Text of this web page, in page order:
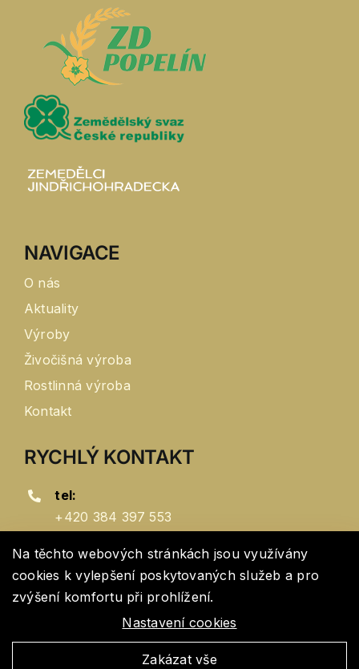
Nenechte si ujít poslední novinky.
Přihlaste se k odběru novinek z našeho webu.
adresa
NAVIGACE
O nás
Aktuality
Výroby
Živočišná výroba
Rostlinná výroba
Kontakt
RYCHLÝ KONTAKT
tel:
+420 384 397 553
e-mail:
zd@zd-popelin.cz
adresa:
Popelín 189, 378 55
Na těchto webových stránkách jsou využívány
cookies k vylepšení poskytovaných služeb a pro
zvýšení komfortu při prohlížení.
Nastavení cookies
Zakázat vše